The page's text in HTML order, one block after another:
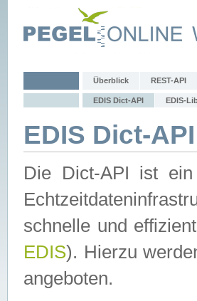
Überblick REST-API
EDIS Dict-API EDIS-
EDIS Dict-
Die Dict-API ist
schnelle und
EDIS). Hierzu
angeboten.